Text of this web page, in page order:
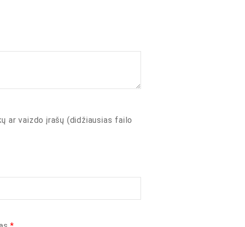
ar vaizdo įrašų (didžiausias failo